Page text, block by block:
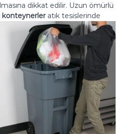
dikkat edilir. Uzun ömürlü
konteynerleratık tesislerinde